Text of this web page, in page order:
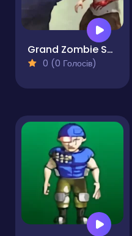
Grand Zombie Swarm
0 (0 Голосів)